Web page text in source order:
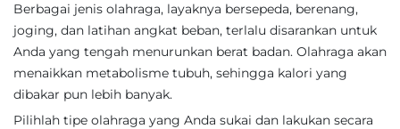
Berbagai jenis olahraga, layaknya bersepeda, berenang,
joging, dan latihan angkat beban, terlalu disarankan untuk
Anda yang tengah menurunkan berat badan. Olahraga akan
menaikkan metabolisme tubuh, sehingga kalori yang
dibakar pun lebih banyak.
Pilihlah tipe olahraga yang Anda sukai dan lakukan secara